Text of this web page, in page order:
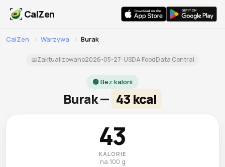
CalZen
CalZen › Warzywa › Burak
📅Zaktualizowano2026-05-27· USDA FoodData Central
🟢 Bez kalorii
Burak — 43 kcal
43
KALORIE
na 100 g